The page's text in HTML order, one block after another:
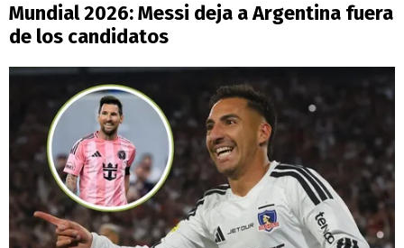
Mundial 2026: Messi deja a Argentina fuera
de los candidatos